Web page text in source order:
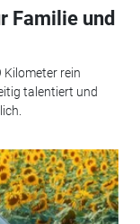
Familie und
Kilometer rein
talentiert und